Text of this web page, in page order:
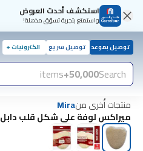
استكشف أحدث العروض
واستمتع بتجربة تسوّق مذهلة!
توصيل بموعد توصيل سريع الكترونيات +
Search
50,000+
items
منتجات أُخرى منMira
ميراكس لوفة علي شكل قلب دابل